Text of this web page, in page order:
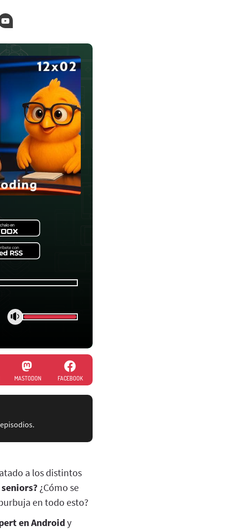
MASTODON FACEBOOK
a los distintos
¿Cómo se
en todo esto?
en Androidy